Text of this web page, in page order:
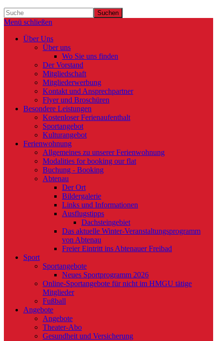
Suchen
Menü schließen
Über Uns
Über uns
Wo Sie uns finden
Der Vorstand
Mitgliedschaft
Mitgliederwerbung
Kontakt und Ansprechpartner
Flyer und Broschüren
Besondere Leistungen
Kostenloser Ferienaufenthalt
Sportangebot
Kulturangebot
Ferienwohnung
Allgemeines zu unserer Ferienwohnung
Modalities for booking our flat
Buchung - Booking
Abtenau
Der Ort
Bildergalerie
Links und Informationen
Ausflugstipps
Dachsteingebiet
Das aktuelle Winter-Veranstaltungsprogramm
von Abtenau
Freier Eintritt ins Abtenauer Freibad
Sport
Sportangebote
Neues Sportprogramm 2026
Online-Sportangebote für nicht im HMGU tätige
Mitglieder
Fußball
Angebote
Angebote
Theater-Abo
Gesundheit und Versicherung